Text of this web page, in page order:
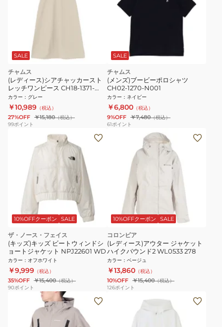
SALE
チャムス
(レディース)シアチャッカースト
レッチワンピース CH18-1371-
G057
カラー ： グレー
￥10,989 （税込）
27%OFF ￥15,180（税込）
99ポイント
SALE
チャムス
(メンズ)ブービーポロシャツ
CH02-1270-N001
カラー ： ネイビー
￥6,800 （税込）
9%OFF ￥7,480（税込）
61ポイント
10%OFFクーポン SALE
ザ・ノース・フェイス
(キッズ)キッズ ビートウィンドシ
ョートジャケット NPJ22601 WD
カラー ： オフホワイト
￥9,999 （税込）
35%OFF ￥15,400（税込）
90ポイント
10%OFFクーポン SALE
コロンビア
(レディース)アウター ジャケット
ハイクバウンド2 WL0533 278
カラー ： ベージュ
￥13,860 （税込）
10%OFF ￥15,400（税込）
126ポイント